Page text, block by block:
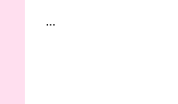
...